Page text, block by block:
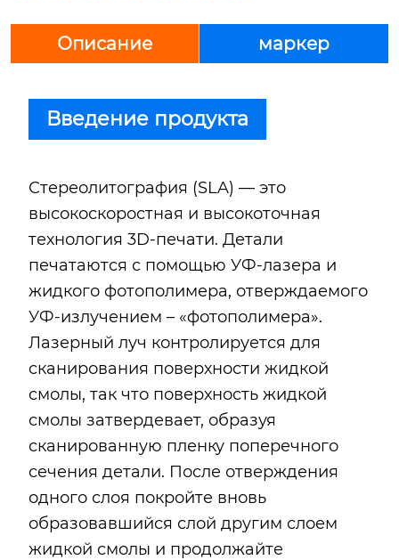
Описание маркер
Введение продукта
Стереолитография (SLA) — это
высокоскоростная и высокоточная
технология 3D-печати. Детали
печатаются с помощью УФ-лазера и
жидкого фотополимера, отверждаемого
УФ-излучением – «фотополимера».
Лазерный луч контролируется для
сканирования поверхности жидкой
смолы, так что поверхность жидкой
смолы затвердевает, образуя
сканированную пленку поперечного
сечения детали. После отверждения
одного слоя покройте вновь
образовавшийся слой другим слоем
жидкой смолы и продолжайте